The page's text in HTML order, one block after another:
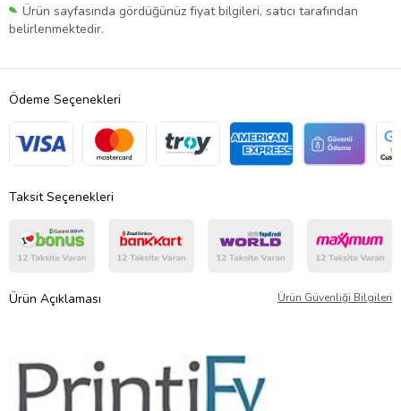
Ürün sayfasında gördüğünüz fiyat bilgileri, satıcı tarafından
belirlenmektedir.
Ödeme Seçenekleri
Taksit Seçenekleri
Ürün Açıklaması Ürün Güvenliği Bilgileri